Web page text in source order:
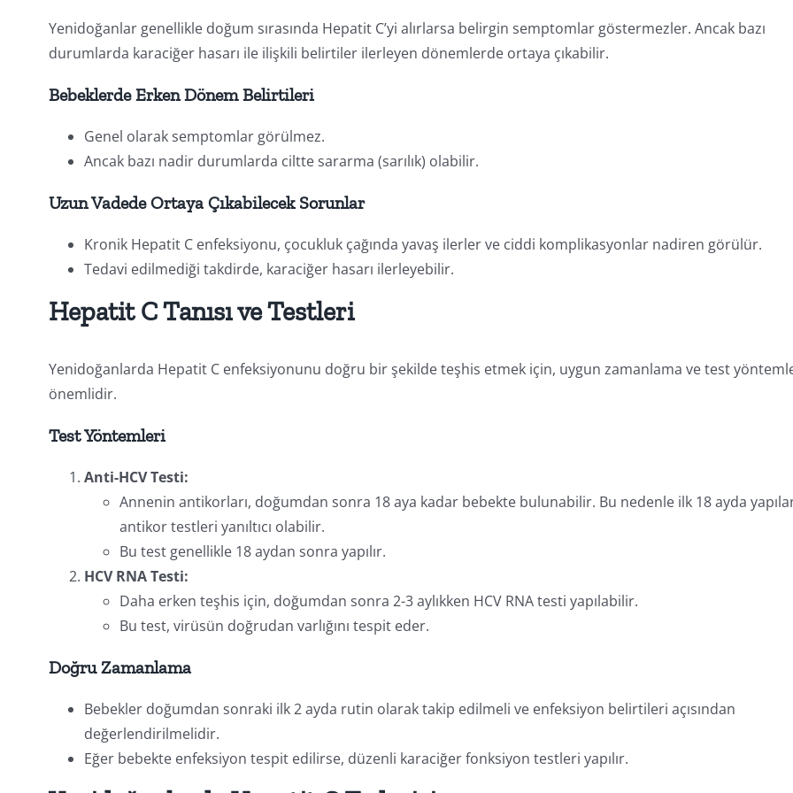
Yenidoğanlar genellikle doğum sırasında Hepatit C’yi alırlarsa belirgin semptomlar göstermezler. Ancak bazı
durumlarda karaciğer hasarı ile ilişkili belirtiler ilerleyen dönemlerde ortaya çıkabilir.
Bebeklerde Erken Dönem Belirtileri
Genel olarak semptomlar görülmez.
Ancak bazı nadir durumlarda ciltte sararma (sarılık) olabilir.
Uzun Vadede Ortaya Çıkabilecek Sorunlar
Kronik Hepatit C enfeksiyonu, çocukluk çağında yavaş ilerler ve ciddi komplikasyonlar nadiren görülür.
Tedavi edilmediği takdirde, karaciğer hasarı ilerleyebilir.
Hepatit C Tanısı ve Testleri
Yenidoğanlarda Hepatit C enfeksiyonunu doğru bir şekilde teşhis etmek için, uygun zamanlama ve test
önemlidir.
Test Yöntemleri
Anti-HCV Testi:
Annenin antikorları, doğumdan sonra 18 aya kadar bebekte bulunabilir. Bu nedenle ilk 18 ayda
antikor testleri yanıltıcı olabilir.
Bu test genellikle 18 aydan sonra yapılır.
HCV RNA Testi:
Daha erken teşhis için, doğumdan sonra 2-3 aylıkken HCV RNA testi yapılabilir.
Bu test, virüsün doğrudan varlığını tespit eder.
Doğru Zamanlama
Bebekler doğumdan sonraki ilk 2 ayda rutin olarak takip edilmeli ve enfeksiyon belirtileri açısından
değerlendirilmelidir.
Eğer bebekte enfeksiyon tespit edilirse, düzenli karaciğer fonksiyon testleri yapılır.